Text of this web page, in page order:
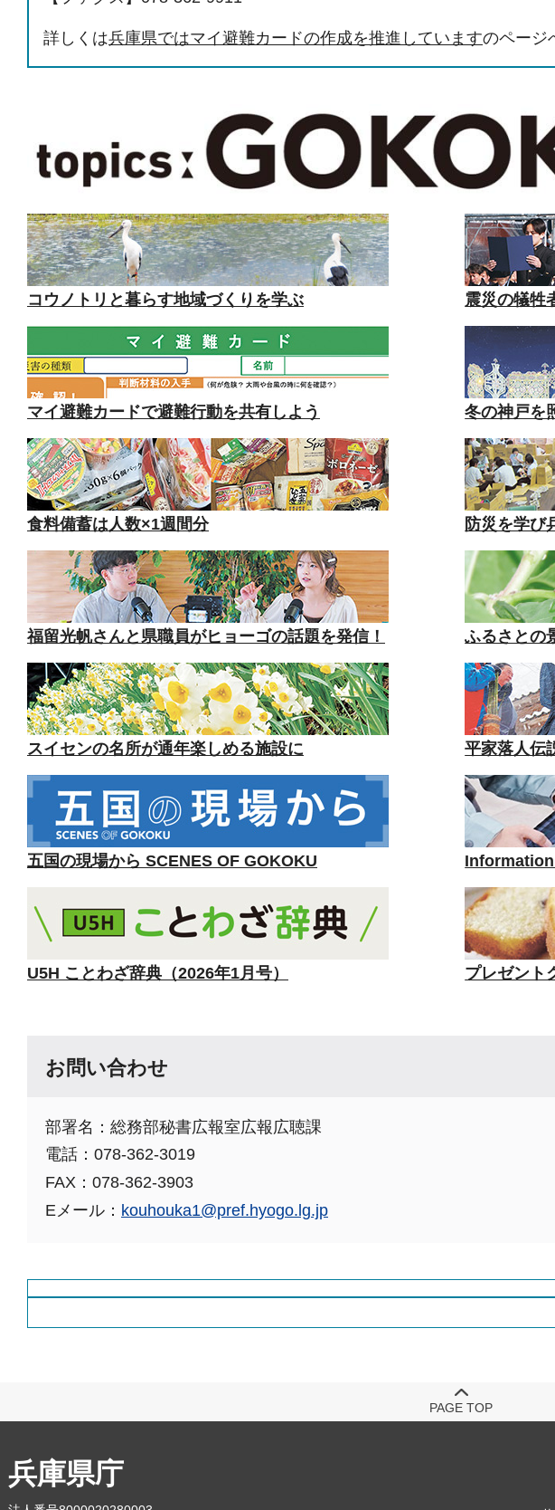
詳しくは兵庫県ではマイ避難カードの作成を推進していますのページ
コウノトリと暮らす地域づくりを学ぶ 震災の犠牲
マイ避難カードで避難行動を共有しよう 冬の神戸を
食料備蓄は人数×1週間分 防災を学び
福留光帆さんと県職員がヒョーゴの話題を発信！ ふるさとの
スイセンの名所が通年楽しめる施設に 平家落人伝
五国の現場から SCENES OF GOKOKU Information
U5H ことわざ辞典（2026年1月号） プレゼント
お問い合わせ
部署名：総務部秘書広報室広報広聴課
電話：078-362-3019
FAX：078-362-3903
Eメール： kouhouka1@pref.hyogo.lg.jp
PAGE TOP
兵庫県庁